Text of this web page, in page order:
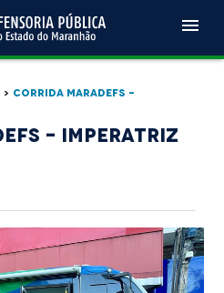
menu
> Corrida MaraDefs -
- Imperatriz